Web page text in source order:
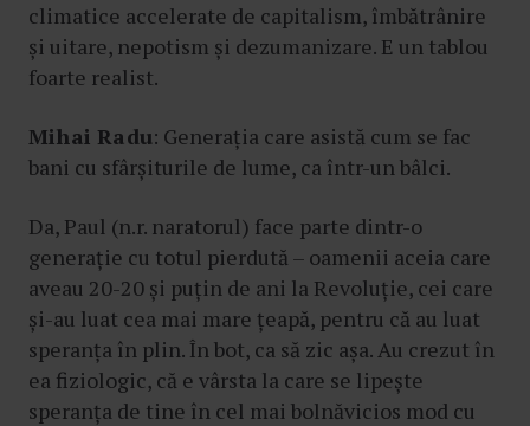
climatice accelerate de capitalism, îmbătrânire
și uitare, nepotism și dezumanizare. E un tablou
foarte realist.
Mihai Radu: Generația care asistă cum se fac
bani cu sfârșiturile de lume, ca într-un bâlci.
Da, Paul (n.r. naratorul) face parte dintr-o
generație cu totul pierdută – oamenii aceia care
aveau 20-20 și puțin de ani la Revoluție, cei care
și-au luat cea mai mare țeapă, pentru că au luat
speranța în plin. În bot, ca să zic așa. Au crezut în
ea fiziologic, că e vârsta la care se lipește
speranța de tine în cel mai bolnăvicios mod cu